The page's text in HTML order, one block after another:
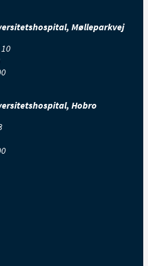
Mølleparkvej
Hobro